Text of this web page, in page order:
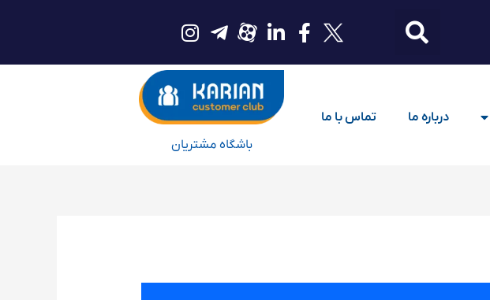
درباره ما
تماس با ما
باشگاه مشتریان